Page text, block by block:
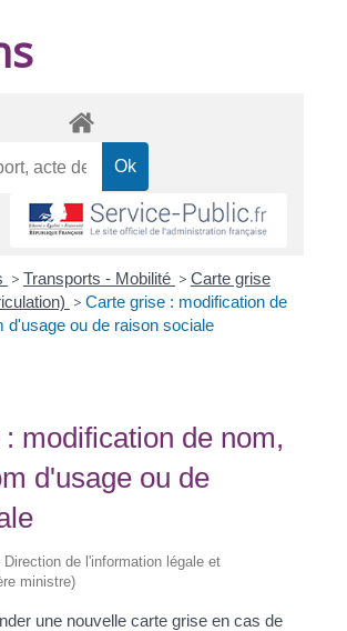
> Transports - Mobilité > Carte grise
> Carte grise : modification de
d'usage ou de raison sociale
modification de nom,
d'usage ou de
de l'information légale et
ministre)
une nouvelle carte grise en cas de